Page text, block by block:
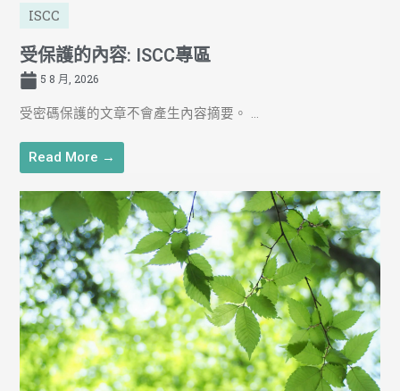
ISCC
受保護的內容: ISCC專區
5 8 月, 2026
受密碼保護的文章不會產生內容摘要。 ...
Read More →